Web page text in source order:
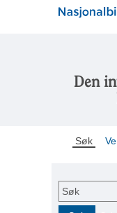
Den
Søk
Søk